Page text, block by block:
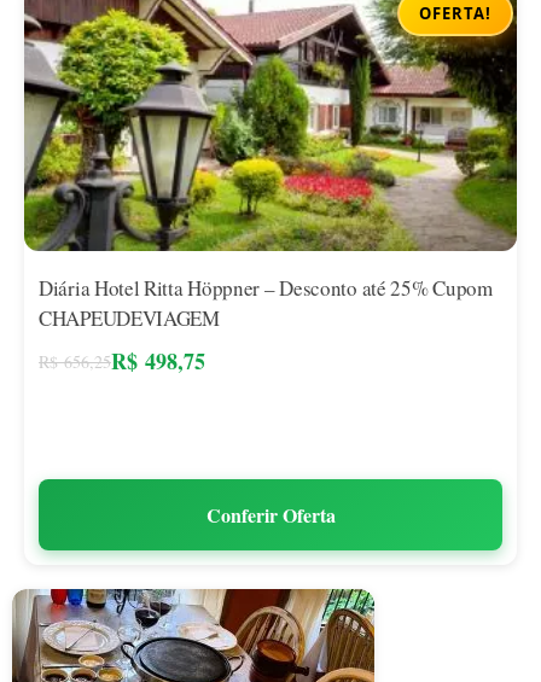
OFERTA!
Diária Hotel Ritta Höppner – Desconto até 25% Cupom
CHAPEUDEVIAGEM
R$656,25R$ 498,75
Conferir Oferta